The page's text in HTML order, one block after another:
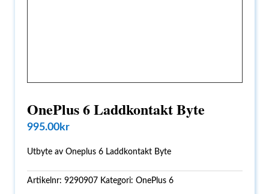
OnePlus 6 Laddkontakt Byte
995.00kr
Utbyte av Oneplus 6 Laddkontakt Byte
Artikelnr:9290907 Kategori:OnePlus 6